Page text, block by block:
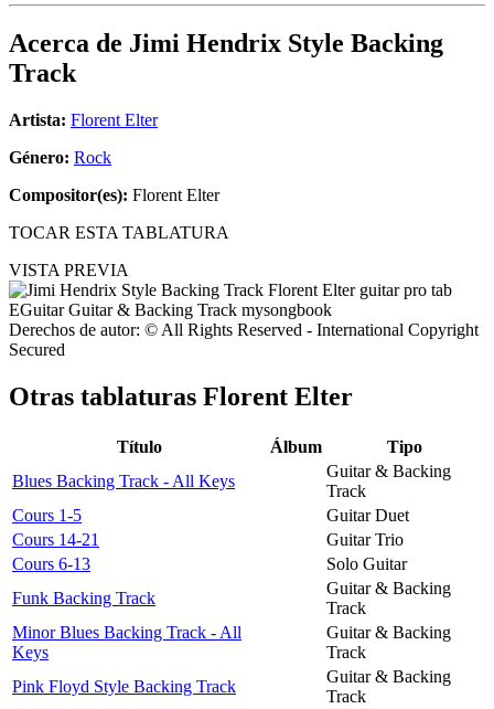
Acerca de Jimi Hendrix Style Backing
Track
Artista: Florent Elter
Género: Rock
Compositor(es): Florent Elter
TOCAR ESTA TABLATURA
VISTA PREVIA
Derechos de autor: © All Rights Reserved - International Copyright
Secured
Otras tablaturas Florent Elter
Título Álbum
Tipo
Blues Backing Track - All Keys
Guitar & Backing
Track
Cours 1-5
Guitar Duet
Cours 14-21
Guitar Trio
Cours 6-13
Solo Guitar
Funk Backing Track
Guitar & Backing
Track
Minor Blues Backing Track - All
Keys
Guitar & Backing
Track
Pink Floyd Style Backing Track
Guitar & Backing
Track